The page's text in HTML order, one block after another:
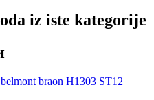
iz iste kategorije